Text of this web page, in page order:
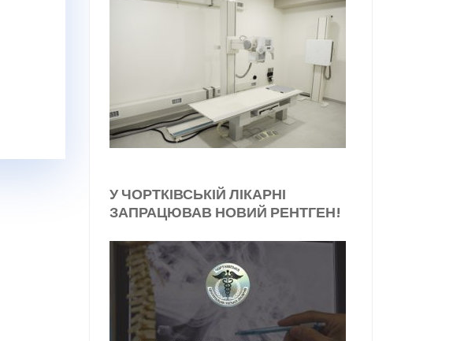
У ЧОРТКІВСЬКІЙ ЛІКАРНІ
ЗАПРАЦЮВАВ НОВИЙ РЕНТГЕН!